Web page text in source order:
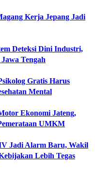
Kerja Jepang Jadi
Deteksi Dini Industri,
Tengah
Gratis Harus
Mental
Ekonomi Jateng,
UMKM
Jadi Alarm Baru, Wakil
Lebih Tegas